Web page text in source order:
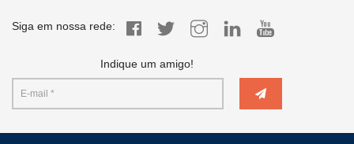
Siga em nossa rede:
Indique um amigo!